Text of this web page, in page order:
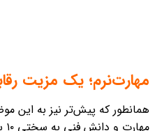
مهارت‌نرم؛ یک مزیت
همانطور که پیش‌تر نیز به این